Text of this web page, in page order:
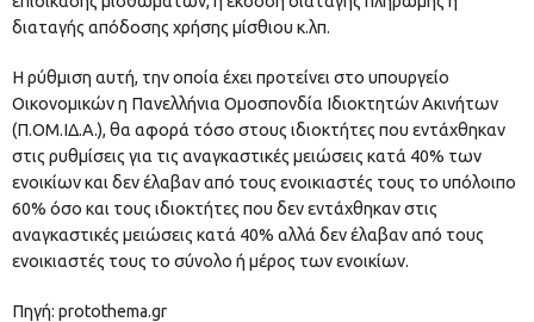
διαταγής απόδοσης χρήσης μίσθιου κ.λπ.
Η ρύθμιση αυτή, την οποία έχει προτείνει στο υπουργείο
Οικονομικών η Πανελλήνια Ομοσπονδία Ιδιοκτητών Ακινήτων
(Π.ΟΜ.ΙΔ.Α.), θα αφορά τόσο στους ιδιοκτήτες που εντάχθηκαν
στις ρυθμίσεις για τις αναγκαστικές μειώσεις κατά 40% των
ενοικίων και δεν έλαβαν από τους ενοικιαστές τους το υπόλοιπο
60% όσο και τους ιδιοκτήτες που δεν εντάχθηκαν στις
αναγκαστικές μειώσεις κατά 40% αλλά δεν έλαβαν από τους
ενοικιαστές τους το σύνολο ή μέρος των ενοικίων.
Πηγή: protothema.gr